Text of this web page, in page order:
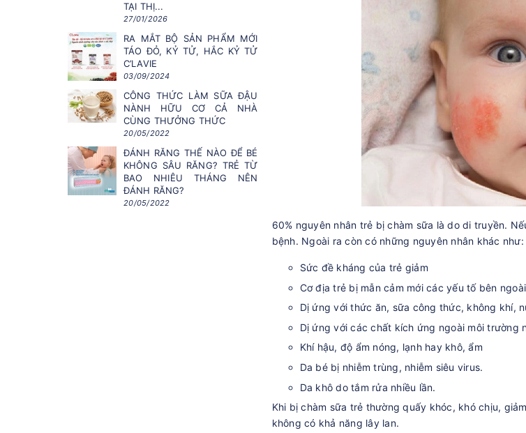
60% nguyên nhân trẻ bị chàm sữa là do di truyền.
bệnh. Ngoài ra còn có những nguyên nhân khác như:
Sức đề kháng của trẻ giảm
Cơ địa trẻ bị mẫn cảm mới các yếu tố bên ngoài
Dị ứng với thức ăn, sữa công thức, không khí,
Dị ứng với các chất kích ứng ngoài môi
Khí hậu, độ ẩm nóng, lạnh hay khô, ẩm
Da bé bị nhiễm trùng, nhiễm siêu virus.
Da khô do tắm rửa nhiều lần.
Khi bị chàm sữa trẻ thường quấy khóc, khó chịu,
không có khả năng lây lan.
TẠI THỊ...
27/01/2026
RA MẮT BỘ SẢN PHẨM MỚI
TÁO ĐỎ, KỶ TỬ, HẮC KỶ TỬ
C’LAVIE
03/09/2024
CÔNG THỨC LÀM SỮA ĐẬU
NÀNH HỮU CƠ CẢ NHÀ
CÙNG THƯỞNG THỨC
20/05/2022
ĐÁNH RĂNG THẾ NÀO ĐỂ BÉ
KHÔNG SÂU RĂNG? TRẺ TỪ
BAO NHIÊU THÁNG NÊN
ĐÁNH RĂNG?
20/05/2022